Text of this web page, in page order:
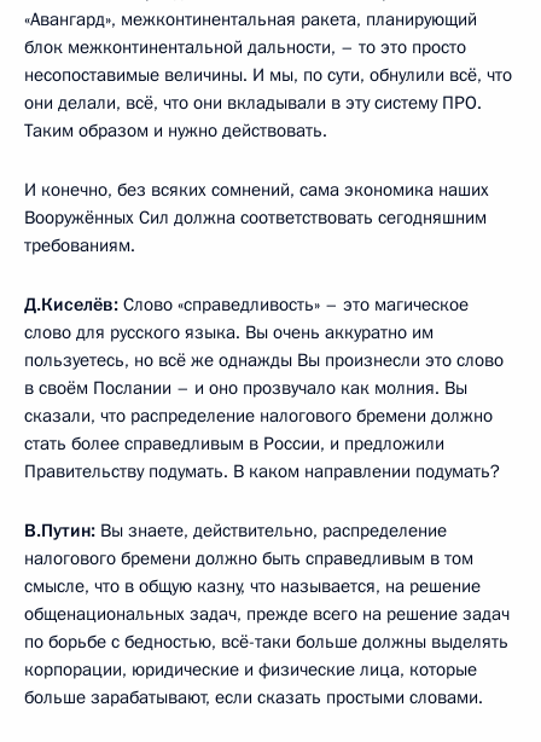
«Авангард», межконтинентальная ракета, планирующий
блок межконтинентальной дальности, – то это просто
несопоставимые величины. И мы, по сути, обнулили всё, что
они делали, всё, что они вкладывали в эту систему ПРО.
Таким образом и нужно действовать.
И конечно, без всяких сомнений, сама экономика наших
Вооружённых Сил должна соответствовать сегодняшним
требованиям.
Д.Киселёв: Cлово «справедливость» – это магическое
слово для русского языка. Вы очень аккуратно им
пользуетесь, но всё же однажды Вы произнесли это слово
в своём Послании – и оно прозвучало как молния. Вы
сказали, что распределение налогового бремени должно
стать более справедливым в России, и предложили
Правительству подумать. В каком направлении подумать?
В.Путин: Вы знаете, действительно, распределение
налогового бремени должно быть справедливым в том
смысле, что в общую казну, что называется, на решение
общенациональных задач, прежде всего на решение задач
по борьбе с бедностью, всё-таки больше должны выделять
корпорации, юридические и физические лица, которые
больше зарабатывают, если сказать простыми словами.